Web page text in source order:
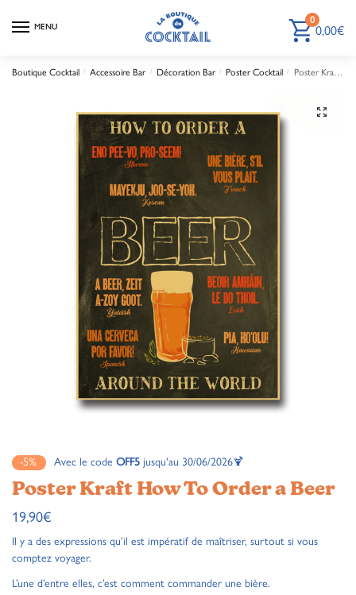
MENU
0
0,00€
Boutique Cocktail / Accessoire Bar / Décoration Bar / Poster Cocktail / Poster Kraft How To Order a Beer
🔍
-5% Avec le code OFF5 jusqu'au 30/06/2026🍹
Poster Kraft How To Order a Beer
19,90€
Il y a des expressions qu’il est impératif de maîtriser, surtout si vous
comptez voyager.
L’une d’entre elles, c’est comment commander une bière.